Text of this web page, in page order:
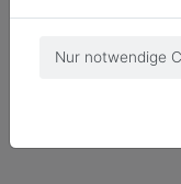
Nur notwendige